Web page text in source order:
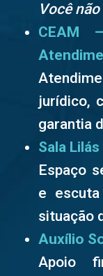
Você
CEAM
jurídico,
garantia
Sala Lilás
Espaço
e
situação
Auxílio
Apoio